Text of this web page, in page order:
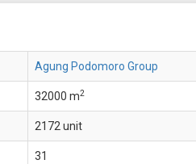
Agung Podomoro Group
32000 m2
2172 unit
31